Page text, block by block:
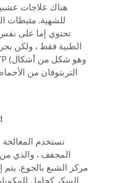
هناك علاجات
للشهية. مثبطات
تحتوي إما على
الطبية فقط ، ولكن
التربتوفان من
تستخدم المعالجة
المجفف ، والذي
مركز الشبع بالجوع.
السكر كحامل